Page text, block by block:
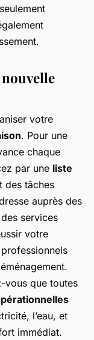
votre
. Pour une
chaque
par une liste
des tâches
auprès des
services
votre
vous que toutes
l’eau, et
immédiat.